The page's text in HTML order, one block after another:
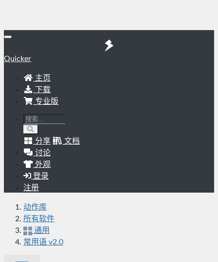
Quicker
主页
下载
专业版
分享
文档
讨论
外观
登录
注册
动作库
所有软件
通用
常用语 v2.0